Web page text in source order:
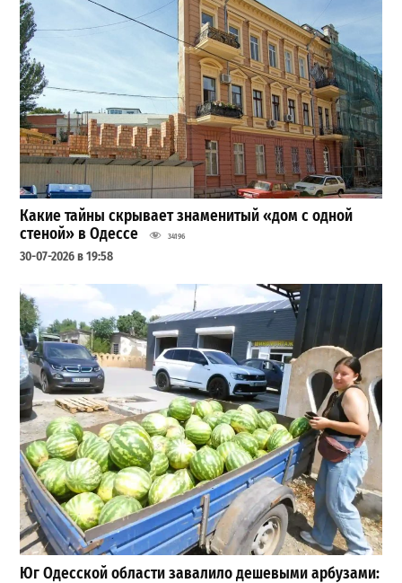
Какие тайны скрывает знаменитый «дом с одной
стеной» в Одессе
34196
30-07-2026 в 19:58
Юг Одесской области завалило дешевыми арбузами: